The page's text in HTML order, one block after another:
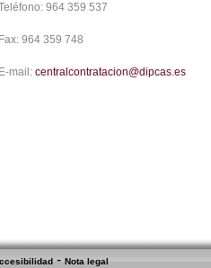
964 359 537
Fax: 964 359 748
E-mail: centralcontratacion@dipcas.es
- Nota legal